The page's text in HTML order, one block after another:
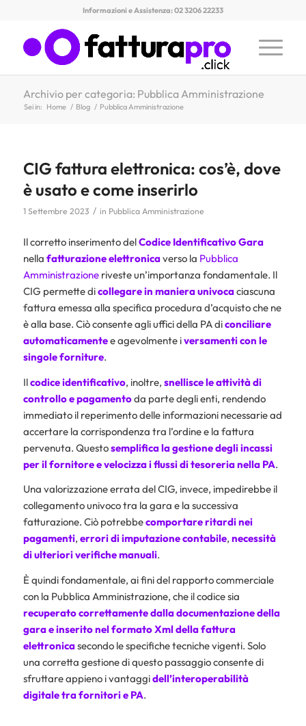
Informazioni e Assistenza: 02 3206 22233
Archivio per categoria: Pubblica Amministrazione
Sei in: Home / Blog / Pubblica Amministrazione
CIG fattura elettronica: cos’è, dove
è usato e come inserirlo
1 Settembre 2023 / in Pubblica Amministrazione
Il corretto inserimento delCodice Identificativo Gara
nella fatturazione elettronicaverso la Pubblica
Amministrazioneriveste un’importanza fondamentale. Il
CIG permette dicollegare in maniera univocaciascuna
fattura emessa alla specifica procedura d’acquisto che ne
è alla base. Ciò consente agli uffici della PA diconciliare
automaticamentee agevolmente iversamenti con le
singole forniture.
Ilcodice identificativo, inoltre, snellisce le attività di
controllo e pagamentoda parte degli enti, rendendo
immediato il reperimento delle informazioni necessarie ad
accertare la corrispondenza tra l’ordine e la fattura
pervenuta. Questosemplifica la gestione degli incassi
per il fornitore e velocizza i flussi di tesoreria nella PA.
Una valorizzazione errata del CIG, invece, impedirebbe il
collegamento univoco tra la gara e la successiva
fatturazione. Ciò potrebbecomportare ritardi nei
pagamenti, errori di imputazione contabile, necessità
di ulteriori verifiche manuali.
È quindi fondamentale, ai fini del rapporto commerciale
con la Pubblica Amministrazione, che il codice sia
recuperato correttamente dalla documentazione della
gara e inserito nelformato Xmldella fattura
elettronicasecondo le specifiche tecniche vigenti. Solo
una corretta gestione di questo passaggio consente di
sfruttare appieno i vantaggidell’interoperabilità
digitale tra fornitori e PA.